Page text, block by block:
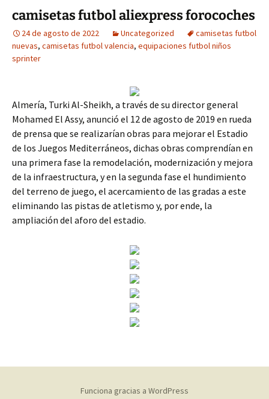
camisetas futbol aliexpress forocoches
24 de agosto de 2022 Uncategorized
camisetas futbol
nuevas, camisetas futbol valencia, equipaciones futbol niños
sprinter
Almería, Turki Al-Sheikh, a través de su director general
Mohamed El Assy, anunció el 12 de agosto de 2019 en rueda
de prensa que se realizarían obras para mejorar el Estadio
de los Juegos Mediterráneos, dichas obras comprendían en
una primera fase la remodelación, modernización y mejora
de la infraestructura, y en la segunda fase el hundimiento
del terreno de juego, el acercamiento de las gradas a este
eliminando las pistas de atletismo y, por ende, la
ampliación del aforo del estadio.
Funciona gracias a WordPress